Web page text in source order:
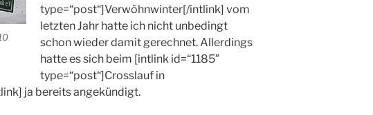
type=“post“]Verwöhnwinter[/intlink] vom
letzten Jahr hatte ich nicht unbedingt
schon wieder damit gerechnet. Allerdings
hatte es sich beim [intlink id=“1185″
type=“post“]Crosslauf in
ja bereits angekündigt.